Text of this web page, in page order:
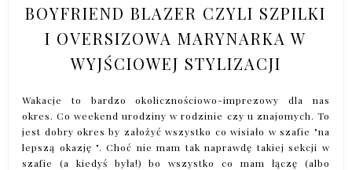
BOYFRIEND BLAZER CZYLI SZPILKI
I OVERSIZOWA MARYNARKA W
WYJŚCIOWEJ STYLIZACJI
Wakacje to bardzo okolicznościowo-imprezowy dla nas
okres. Co weekend urodziny w rodzinie czy u znajomych. To
jest dobry okres by założyć wszystko co wisiało w szafie "na
lepszą okazję ". Choć nie mam tak naprawdę takiej sekcji w
szafie (a kiedyś była!) bo wszystko co mam łączę (albo